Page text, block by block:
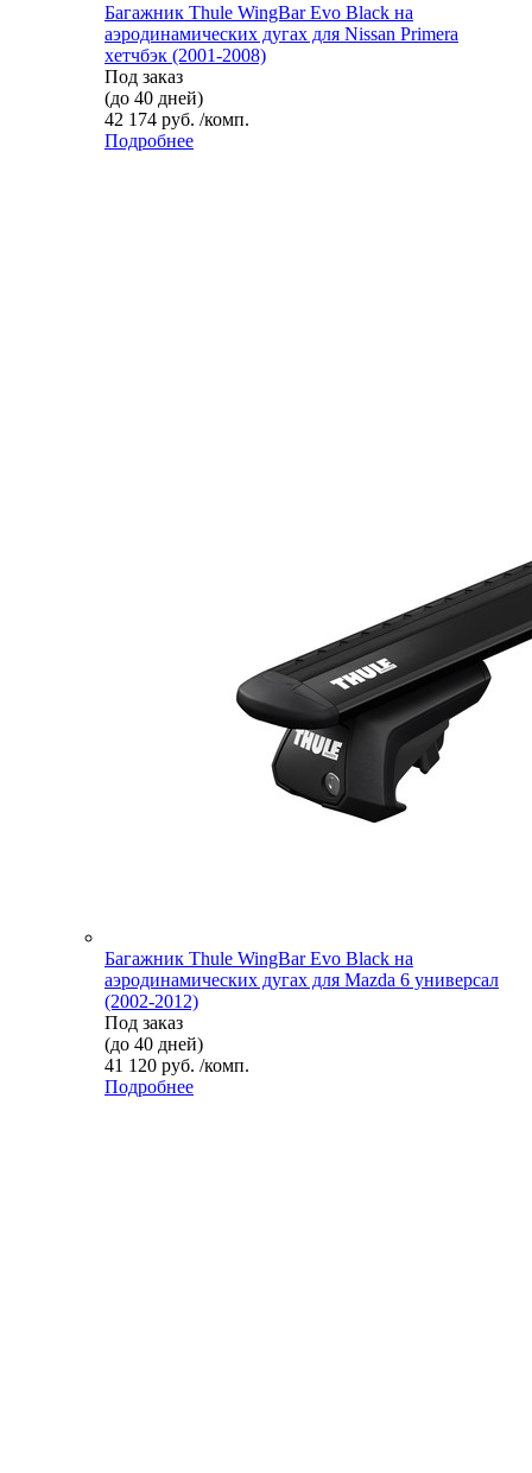
Багажник Thule WingBar Evo Black на
аэродинамических дугах для Nissan Primera
хетчбэк (2001-2008)
Под заказ
(до 40 дней)
42 174 руб. /комп.
Подробнее
Багажник Thule WingBar Evo Black на
аэродинамических дугах для Mazda 6 универсал
(2002-2012)
Под заказ
(до 40 дней)
41 120 руб. /комп.
Подробнее